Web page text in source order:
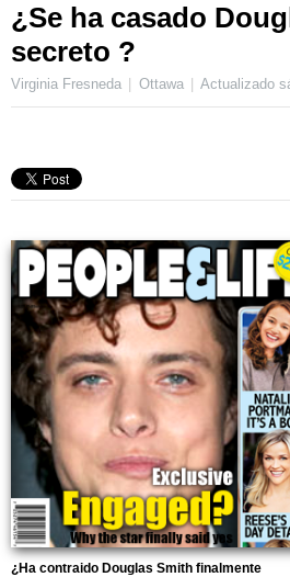
¿Se ha casado
secreto ?
Virginia Fresneda Ottawa Actualizado
¿Ha contraido Douglas Smith finalmente